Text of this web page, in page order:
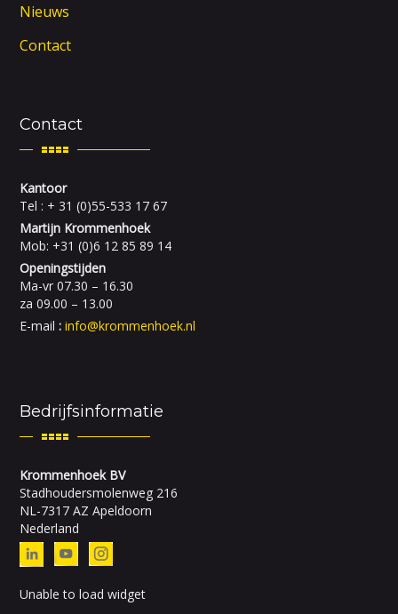
Nieuws
Contact
Contact
Kantoor
Tel : + 31 (0)55-533 17 67
Martijn Krommenhoek
Mob: +31 (0)6 12 85 89 14
Openingstijden
Ma-vr 07.30 – 16.30
za 09.00 – 13.00
E-mail :info@krommenhoek.nl
Bedrijfsinformatie
Krommenhoek BV
Stadhoudersmolenweg 216
NL-7317 AZ Apeldoorn
Nederland
Unable to load widget